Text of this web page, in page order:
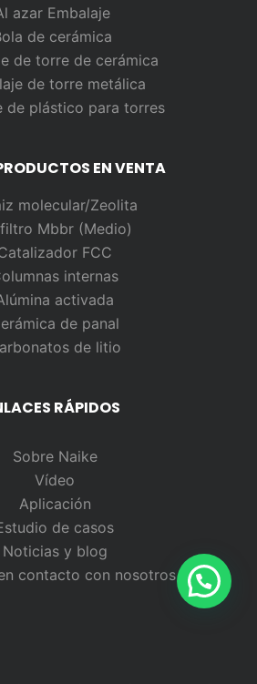
azar Embalaje
de cerámica
de torre de cerámica
de torre metálica
de plástico para torres
EN VENTA
molecular/Zeolita
Mbbr (Medio)
FCC
internas
activada
de panal
de litio
RÁPIDOS
Sobre Naike
Vídeo
Aplicación
de casos
Noticias y blog
contacto con nosotros